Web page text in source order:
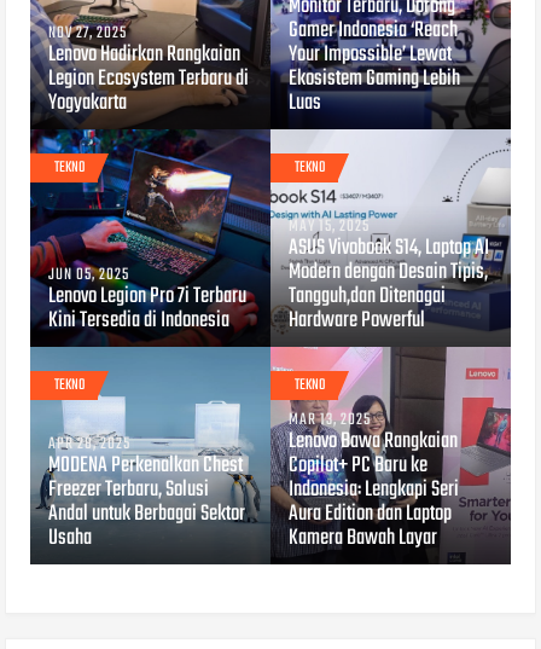
NOV 27, 2025
Lenovo Hadirkan Rangkaian
Legion Ecosystem Terbaru di
Yogyakarta
Gamer Indonesia ‘Reach
Your Impossible’ Lewat
Ekosistem Gaming Lebih
Luas
TEKNO
JUN 05, 2025
Lenovo Legion Pro 7i Terbaru
Kini Tersedia di Indonesia
TEKNO
MAY 15, 2025
ASUS Vivobook S14, Laptop AI
Modern dengan Desain Tipis,
Tangguh,dan Ditenagai
Hardware Powerful
TEKNO
APR 28, 2025
MODENA Perkenalkan Chest
Freezer Terbaru, Solusi
Andal untuk Berbagai Sektor
Usaha
TEKNO
MAR 13, 2025
Lenovo Bawa Rangkaian
Copilot+ PC Baru ke
Indonesia: Lengkapi Seri
Aura Edition dan Laptop
Kamera Bawah Layar